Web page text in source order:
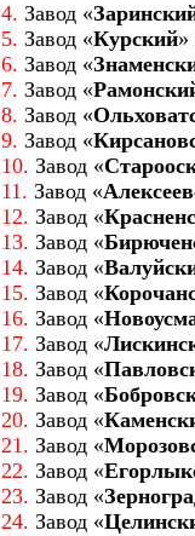
4. Завод «
5. Завод «Курский»
6. Завод «
7. Завод «
8. Завод «
9. Завод «
10. Завод «
11. Завод «
12. Завод «
13. Завод «
14. Завод «
15. Завод «
16. Завод «
17. Завод «
18. Завод «
19. Завод «
20. Завод «
21. Завод «
22. Завод «
23. Завод «
24. Завод «